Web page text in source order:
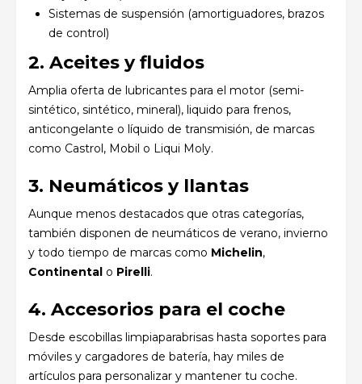
Sistemas de suspensión (amortiguadores, brazos
de control)
2. Aceites y fluidos
Amplia oferta de lubricantes para el motor (semi-
sintético, sintético, mineral), liquido para frenos,
anticongelante o líquido de transmisión, de marcas
como Castrol, Mobil o Liqui Moly.
3. Neumáticos y llantas
Aunque menos destacados que otras categorías,
también disponen de neumáticos de verano, invierno
y todo tiempo de marcas como Michelin,
Continental o Pirelli.
4. Accesorios para el coche
Desde escobillas limpiaparabrisas hasta soportes para
móviles y cargadores de batería, hay miles de
artículos para personalizar y mantener tu coche.